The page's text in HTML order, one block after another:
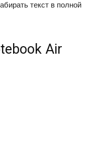
текст в полной
Air